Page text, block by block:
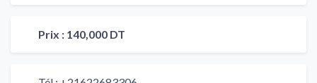
Prix : 140,000 DT